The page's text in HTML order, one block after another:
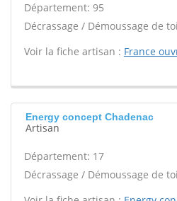
Département: 95
Décrassage / Démoussage de
Voir la fiche artisan : France
Energy concept Chadenac
Artisan
Département: 17
Décrassage / Démoussage de